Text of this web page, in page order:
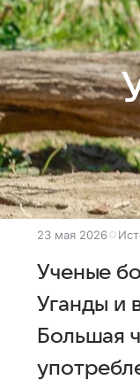
23 мая 2026
Ученые
Уганды и
Большая